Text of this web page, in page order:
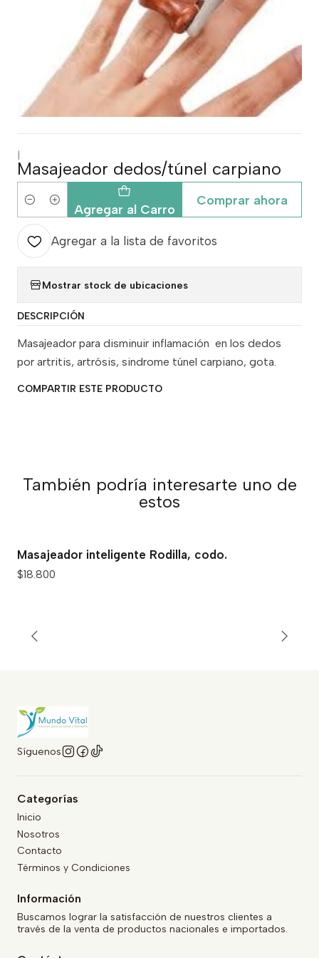
Masajeador dedos/túnel carpiano
Cantidad Agregar al Carro
Comprar ahora
Agregar a la lista de favoritos
Mostrar stock de ubicaciones
DESCRIPCIÓN
Masajeador para disminuir inflamación en los dedos
por artritis, artrósis, sindrome túnel carpiano, gota.
COMPARTIR ESTE PRODUCTO
También podría interesarte uno de
estos
Masajeador inteligente Rodilla, codo.
$18.800
Síguenos
Categorías
Inicio
Nosotros
Contacto
Términos y Condiciones
Información
Buscamos lograr la satisfacción de nuestros clientes a
través de la venta de productos nacionales e importados.